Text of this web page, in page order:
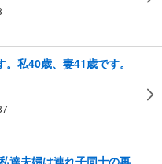
私40歳、妻41歳です。
達夫婦は連れ子同士の再